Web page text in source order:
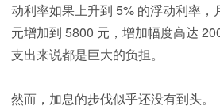
动利率如果上升到 5% 的浮动利率，
元增加到 5800 元，增加幅度高达
支出来说都是巨大的负担。
然而，加息的步伐似乎还没有到头。